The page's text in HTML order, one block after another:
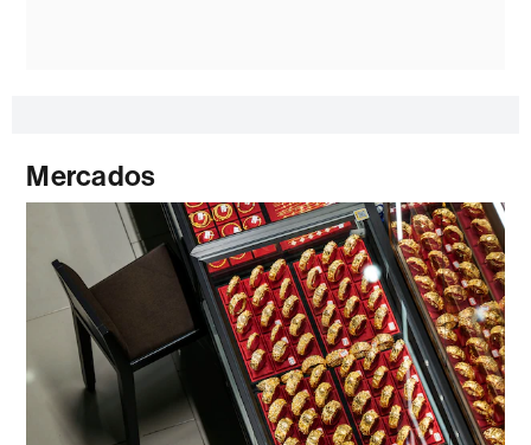
Mercados